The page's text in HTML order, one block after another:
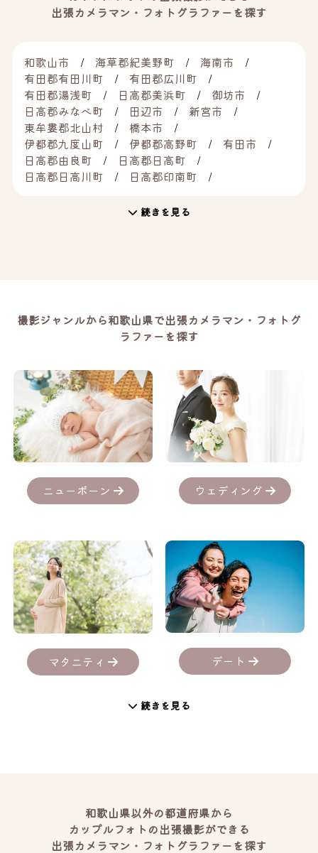
出張カメラマン・フォトグラファーを探す
和歌山市 海草郡紀美野町
海南市
有田郡有田川町
有田郡広川町
有田郡湯浅町
日高郡美浜町
御坊市
日高郡みなべ町
田辺市
新宮市
東牟婁郡北山村
橋本市
伊都郡九度山町
伊都郡高野町
有田市
日高郡由良町
日高郡日高町
日高郡日高川町
日高郡印南町
続きを見る
撮影ジャンルから和歌山県で出張カメラマン・フォトグ
ラファーを探す
ニューボーン ウェディング
マタニティ デート
続きを見る
和歌山県以外の都道府県から
カップルフォトの出張撮影ができる
出張カメラマン・フォトグラファーを探す